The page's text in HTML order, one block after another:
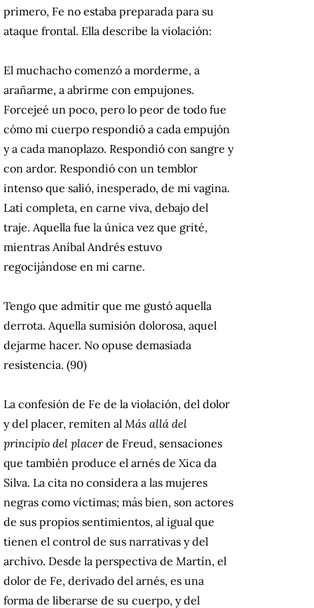
primero, Fe no estaba preparada para su
ataque frontal. Ella describe la violación:
El muchacho comenzó a morderme, a
arañarme, a abrirme con empujones.
Forcejeé un poco, pero lo peor de todo fue
cómo mi cuerpo respondió a cada empujón
y a cada manoplazo. Respondió con sangre y
con ardor. Respondió con un temblor
intenso que salió, inesperado, de mi vagina.
Latí completa, en carne viva, debajo del
traje. Aquella fue la única vez que grité,
mientras Aníbal Andrés estuvo
regocijándose en mi carne.
Tengo que admitir que me gustó aquella
derrota. Aquella sumisión dolorosa, aquel
dejarme hacer. No opuse demasiada
resistencia. (90)
La confesión de Fe de la violación, del dolor
y del placer, remiten al Más allá del
principio del placerde Freud, sensaciones
que también produce el arnés de Xica da
Silva. La cita no considera a las mujeres
negras como víctimas; más bien, son actores
de sus propios sentimientos, al igual que
tienen el control de sus narrativas y del
archivo. Desde la perspectiva de Martín, el
dolor de Fe, derivado del arnés, es una
forma de liberarse de su cuerpo, y del